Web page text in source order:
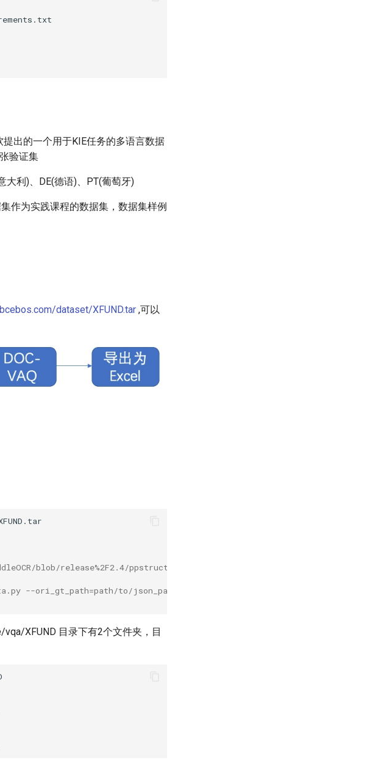
出的一个用于KIE任务的多语言数据
验证集
大利)、DE(德语)、PT(葡萄牙)
作为实践课程的数据集，数据集样例
dataset/XFUND.tar ,可以
blob/release%2F2.4/ppstructure/vqa/helper/trans_xfun_data.py
--ori_gt_path=path/to/json_path --output_path=path/to/save_path
XFUND 目录下有2个文件夹，目